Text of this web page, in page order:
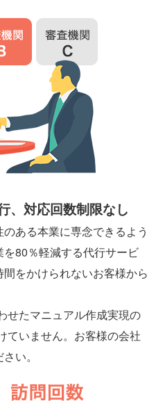
、対応回数制限なし
ある本業に専念できるよう
80％軽減する代行サービ
をかけられないお客様から
せたマニュアル作成実現の
ていません。お客様の会社
い。